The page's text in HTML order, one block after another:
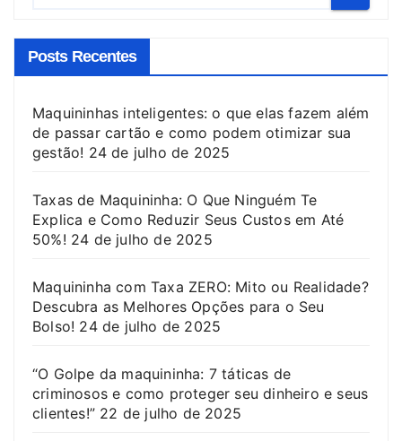
Posts Recentes
Maquininhas inteligentes: o que elas fazem além
de passar cartão e como podem otimizar sua
gestão! 24 de julho de 2025
Taxas de Maquininha: O Que Ninguém Te
Explica e Como Reduzir Seus Custos em Até
50%! 24 de julho de 2025
Maquininha com Taxa ZERO: Mito ou Realidade?
Descubra as Melhores Opções para o Seu
Bolso! 24 de julho de 2025
“O Golpe da maquininha: 7 táticas de
criminosos e como proteger seu dinheiro e seus
clientes!” 22 de julho de 2025